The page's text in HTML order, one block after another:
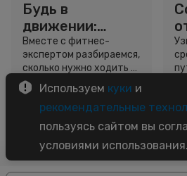
Будь в
движении:
сколько нужно
шагов для
красоты и
здоровья
Вместе с фитнес-
экспертом разбираемся,
сколько нужно ходить и
как легко добавить
движение в жизнь.
5 минут
Используем куки и
рекомендательные
пользуясь сайтом вы
условиями использования.